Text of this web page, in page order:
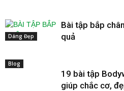
Dáng Đẹp
Bài tập bắp
quả
Blog
19 bài tập
giúp chắc cơ,